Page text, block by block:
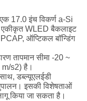
17.0 इंच विकर्ण a-Si
एकीकृत WLED बैकलाइट
ऑप्टिकल बॉन्डिंग
तापमान सीमा -20 ~
s2) है।
डब्ल्यूएलईडी
इसकी विशेषताओं
किया जा सकता है।